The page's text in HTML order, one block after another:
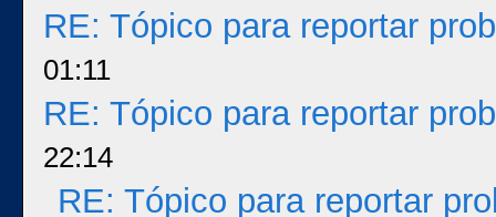
RE: Tópico para reportar
01:11
RE: Tópico para reportar
22:14
RE: Tópico para reportar